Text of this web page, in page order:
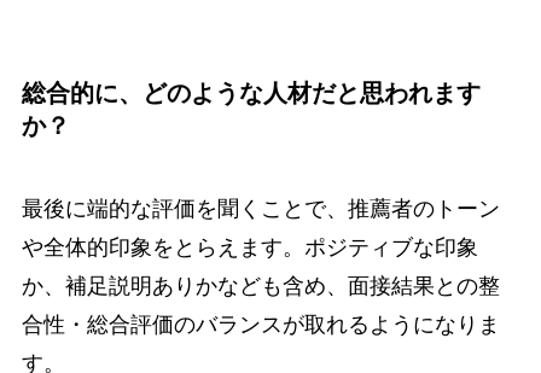
総合的に、どのような人材だと思われます
か？
最後に端的な評価を聞くことで、推薦者のトーン
や全体的印象をとらえます。ポジティブな印象
か、補足説明ありかなども含め、面接結果との整
合性・総合評価のバランスが取れるようになりま
す。